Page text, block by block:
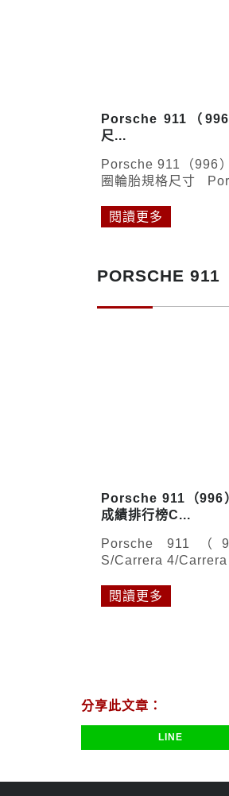
Porsche 911（
尺...
Porsche 911（996
圈輪胎規格尺寸
閱讀更多
PORSCHE 911
Porsche 911（996
成績排行榜C...
Porsche 911（
S/Carrera 4/Carrera
閱讀更多
分享此文章：
LINE